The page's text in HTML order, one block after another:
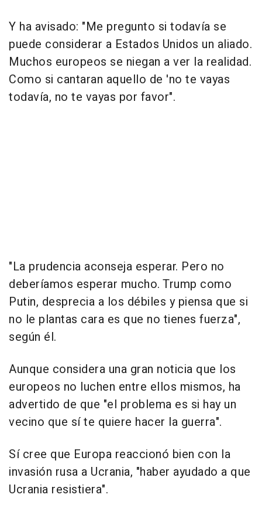
Y ha avisado: "Me pregunto si todavía se
puede considerar a Estados Unidos un aliado.
Muchos europeos se niegan a ver la realidad.
Como si cantaran aquello de 'no te vayas
todavía, no te vayas por favor".
"La prudencia aconseja esperar. Pero no
deberíamos esperar mucho. Trump como
Putin, desprecia a los débiles y piensa que si
no le plantas cara es que no tienes fuerza",
según él.
Aunque considera una gran noticia que los
europeos no luchen entre ellos mismos, ha
advertido de que "el problema es si hay un
vecino que sí te quiere hacer la guerra".
Sí cree que Europa reaccionó bien con la
invasión rusa a Ucrania, "haber ayudado a que
Ucrania resistiera".